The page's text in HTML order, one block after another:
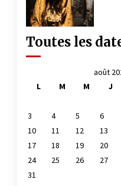
Toutes les
août
L
M M J
3
4 5 6
10
11 12 13
17
18 19 20
24
25 26 27
31